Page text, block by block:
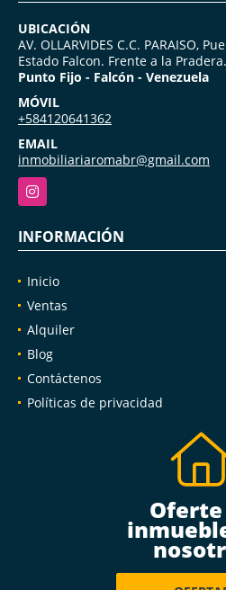
UBICACIÓN
AV. OLLARVIDES C.C. PARAISO,
Estado Falcon. Frente a la Pradera.
Punto Fijo - Falcón - Venezuela
MÓVIL
+584120641362
EMAIL
inmobiliariaromabr@gmail.com
Instagram
INFORMACIÓN
Inicio
Ventas
Alquiler
Blog
Contáctenos
Políticas de privacidad
Oferte